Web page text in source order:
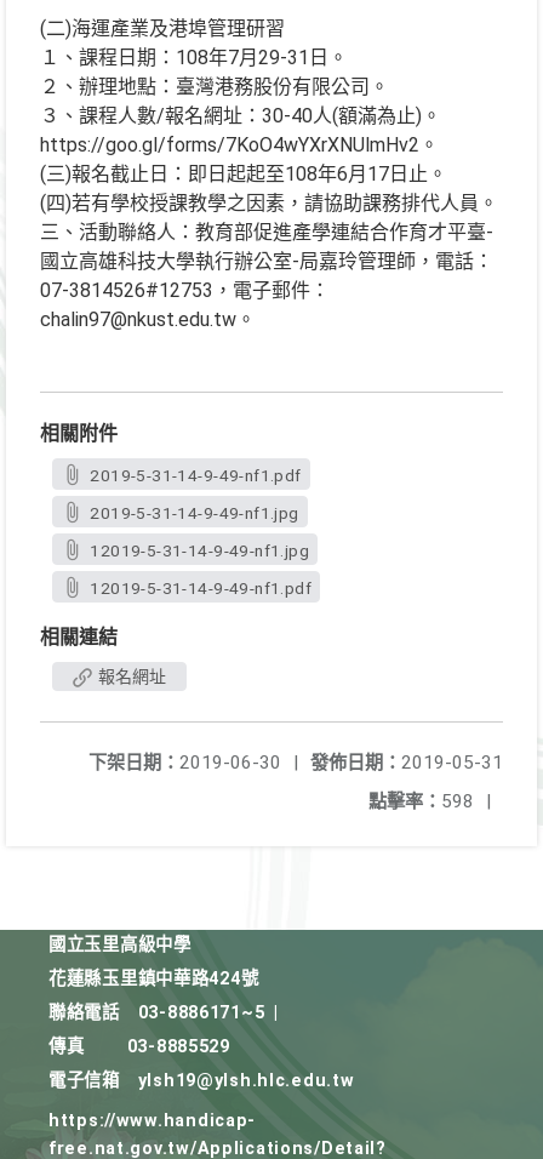
(二)海運產業及港埠管理研習
１、課程日期：108年7月29-31日。
２、辦理地點：臺灣港務股份有限公司。
３、課程人數/報名網址：30-40人(額滿為止)。
https://goo.gl/forms/7KoO4wYXrXNUlmHv2。
(三)報名截止日：即日起起至108年6月17日止。
(四)若有學校授課教學之因素，請協助課務排代人員。
三、活動聯絡人：教育部促進產學連結合作育才平臺-
國立高雄科技大學執行辦公室-局嘉玲管理師，電話：
07-3814526#12753，電子郵件：
chalin97@nkust.edu.tw。
相關附件
2019-5-31-14-9-49-nf1.pdf
2019-5-31-14-9-49-nf1.jpg
12019-5-31-14-9-49-nf1.jpg
12019-5-31-14-9-49-nf1.pdf
相關連結
報名網址
發佈日期： 2019-05-31
下架日期： 2019-06-30
|
點擊率： 598 |
國立玉里高級中學
花蓮縣玉里鎮中華路424號
聯絡電話
03-8886171~5
傳真
03-8885529
電子信箱
ylsh19@ylsh.hlc.edu.tw
https://www.handicap-
free.nat.gov.tw/Applications/Detail?